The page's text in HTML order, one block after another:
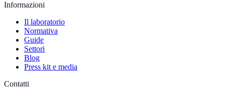
Informazioni
Il laboratorio
Normativa
Guide
Settori
Blog
Press kit e media
Contatti